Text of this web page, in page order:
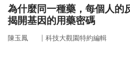
為什麼同一種藥，每個人
揭開基因的用藥密碼
陳玉鳳 ｜ 科技大觀園特約編輯